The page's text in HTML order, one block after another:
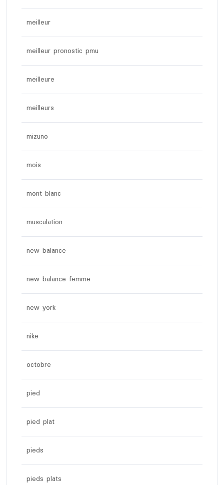
meilleur
meilleur pronostic pmu
meilleure
meilleurs
mizuno
mois
mont blanc
musculation
new balance
new balance femme
new york
nike
octobre
pied
pied plat
pieds
pieds plats